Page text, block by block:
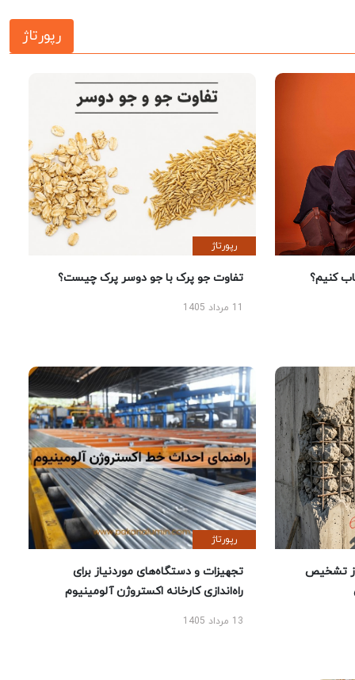
رپورتاژ
کنیم؟
رپورتاژ
تفاوت جو پرک با جو دوسر پرک چیست؟
تشخیص
رپورتاژ
تجهیزات و دستگاه‌های موردنیاز برای
راه‌اندازی کارخانه اکستروژن آلومینیوم
13 مرداد 1405